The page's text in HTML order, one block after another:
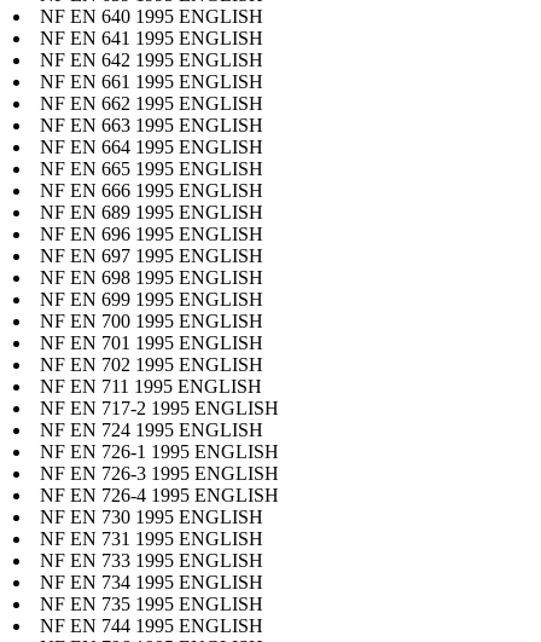
NF EN 640 1995 ENGLISH
NF EN 641 1995 ENGLISH
NF EN 642 1995 ENGLISH
NF EN 661 1995 ENGLISH
NF EN 662 1995 ENGLISH
NF EN 663 1995 ENGLISH
NF EN 664 1995 ENGLISH
NF EN 665 1995 ENGLISH
NF EN 666 1995 ENGLISH
NF EN 689 1995 ENGLISH
NF EN 696 1995 ENGLISH
NF EN 697 1995 ENGLISH
NF EN 698 1995 ENGLISH
NF EN 699 1995 ENGLISH
NF EN 700 1995 ENGLISH
NF EN 701 1995 ENGLISH
NF EN 702 1995 ENGLISH
NF EN 711 1995 ENGLISH
NF EN 717-2 1995 ENGLISH
NF EN 724 1995 ENGLISH
NF EN 726-1 1995 ENGLISH
NF EN 726-3 1995 ENGLISH
NF EN 726-4 1995 ENGLISH
NF EN 730 1995 ENGLISH
NF EN 731 1995 ENGLISH
NF EN 733 1995 ENGLISH
NF EN 734 1995 ENGLISH
NF EN 735 1995 ENGLISH
NF EN 744 1995 ENGLISH